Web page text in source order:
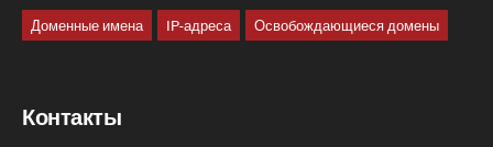
Доменные имена IP-адреса Освобождающиеся домены
Контакты